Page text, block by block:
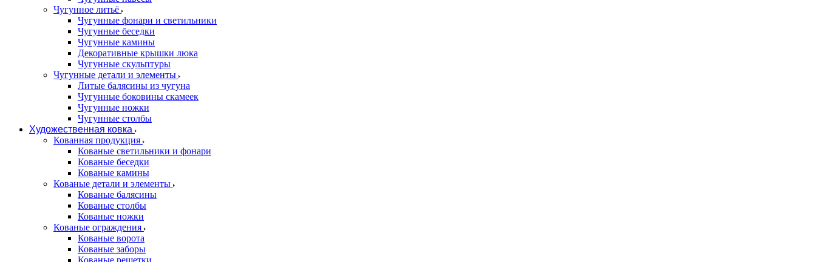
Чугунное литьё
Чугунные фонари и светильники
Чугунные беседки
Чугунные камины
Декоративные крышки люка
Чугунные скульптуры
Чугунные детали и элементы
Литые балясины из чугуна
Чугунные боковины скамеек
Чугунные ножки
Чугунные столбы
Художественная ковка
Кованная продукция
Кованые светильники и фонари
Кованые беседки
Кованые камины
Кованые детали и элементы
Кованые балясины
Кованые столбы
Кованые ножки
Кованые ограждения
Кованые ворота
Кованые заборы
Кованые решетки